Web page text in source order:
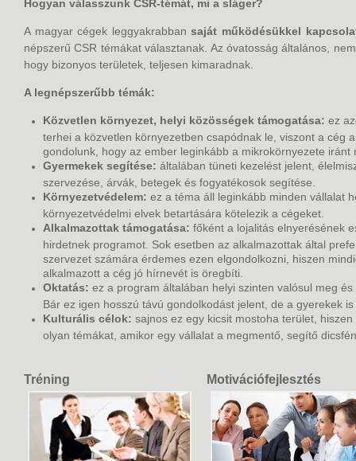
Hogyan válasszunk CSR-témát, mi a sláger?
A magyar cégek leggyakrabbansaját működésükkel
népszerű CSR témákat választanak. Az óvatosság általános,
hogy bizonyos területek, teljesen kimaradnak.
A legnépszerűbb témák:
Közvetlen környezet, helyi közösségek támogatása: ez
terhei a közvetlen környezetben csapódnak le, viszont a cég
gondolunk, hogy az ember leginkább a mikrokörnyezete
Gyermekek segítése: általában tüneti kezelést jelent,
szervezése, árvák, betegek és fogyatékosok segítése.
Környezetvédelem: ez a téma áll leginkább minden vállalat
környezetvédelmi elvek betartására kötelezik a cégeket.
Alkalmazottak támogatása: főként a lojalitás elnyerésének
hirdetnek programot. Sok esetben az alkalmazottak által
szervezet számára érdemes ezen elgondolkozni, hiszen
alkalmazott a cég jó hírnevét is öregbíti.
Oktatás: ez a program általában helyi szinten valósul meg
Bár ez igen hosszú távú gondolkodást jelent, de a gyerekek
Kulturális célok: sajnos ez egy kicsit mostoha terület,
olyan témákat, amikor egy vállalat a megmentő, segítő
Tréning Motivációfejlesztés